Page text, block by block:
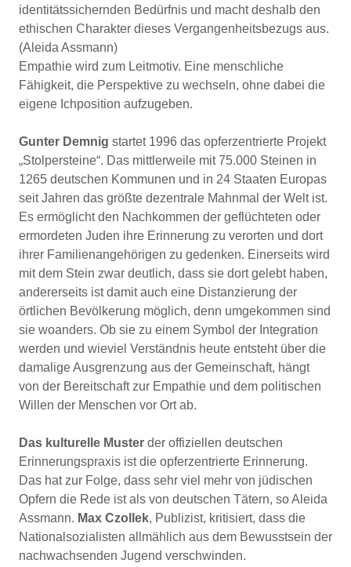
identitätssichernden Bedürfnis und macht deshalb den
ethischen Charakter dieses Vergangenheitsbezugs aus.
(Aleida Assmann)
Empathie wird zum Leitmotiv. Eine menschliche
Fähigkeit, die Perspektive zu wechseln, ohne dabei die
eigene Ichposition aufzugeben.
Gunter Demnig startet 1996 das opferzentrierte Projekt
„Stolpersteine“. Das mittlerweile mit 75.000 Steinen in
1265 deutschen Kommunen und in 24 Staaten Europas
seit Jahren das größte dezentrale Mahnmal der Welt ist.
Es ermöglicht den Nachkommen der geflüchteten oder
ermordeten Juden ihre Erinnerung zu verorten und dort
ihrer Familienangehörigen zu gedenken. Einerseits wird
mit dem Stein zwar deutlich, dass sie dort gelebt haben,
andererseits ist damit auch eine Distanzierung der
örtlichen Bevölkerung möglich, denn umgekommen sind
sie woanders. Ob sie zu einem Symbol der Integration
werden und wieviel Verständnis heute entsteht über die
damalige Ausgrenzung aus der Gemeinschaft, hängt
von der Bereitschaft zur Empathie und dem politischen
Willen der Menschen vor Ort ab.
Das kulturelle Muster der offiziellen deutschen
Erinnerungspraxis ist die opferzentrierte Erinnerung.
Das hat zur Folge, dass sehr viel mehr von jüdischen
Opfern die Rede ist als von deutschen Tätern, so Aleida
Assmann. Max Czollek, Publizist, kritisiert, dass die
Nationalsozialisten allmählich aus dem Bewusstsein der
nachwachsenden Jugend verschwinden.